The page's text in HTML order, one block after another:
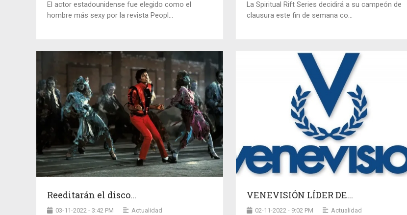
El actor estadounidense fue elegido como el
hombre más sexy por la revista Peopl...
La Spiritual Rift Series decidirá a su campeón de
clausura este fin de semana co...
Reeditarán el disco...
03-11-2022 - 3:42 PM Actualidad
VENEVISIÓN LÍDER DE...
02-11-2022 - 9:02 PM Actualidad